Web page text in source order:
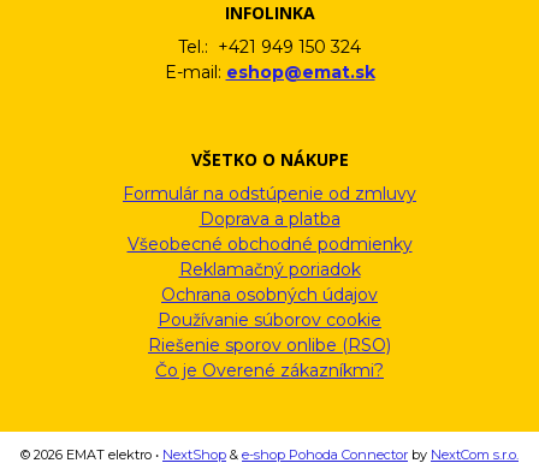
INFOLINKA
Tel.: +421 949 150 324
E-mail: eshop@emat.sk
VŠETKO O NÁKUPE
Formulár na odstúpenie od zmluvy
Doprava a platba
Všeobecné obchodné podmienky
Reklamačný poriadok
Ochrana osobných údajov
Používanie súborov cookie
Riešenie sporov onlibe (RSO)
Čo je Overené zákazníkmi?
© 2026 EMAT elektro • NextShop & e-shop Pohoda Connector by NextCom s.r.o.